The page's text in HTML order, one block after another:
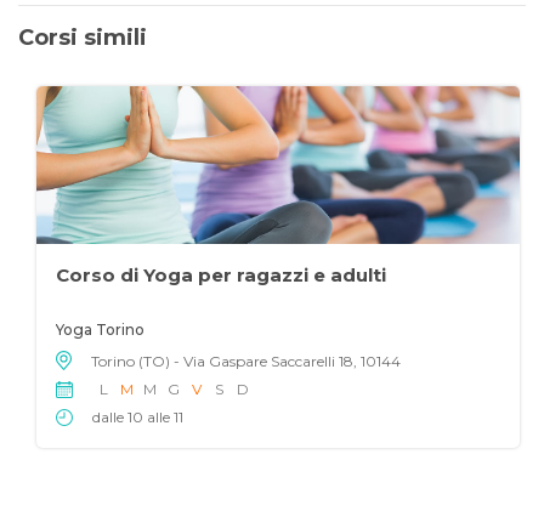
Corsi simili
Corso di Yoga per ragazzi e adulti
Yoga Torino
Torino (TO) - Via Gaspare Saccarelli 18, 10144
L
M M G V S
D
dalle 10 alle 11